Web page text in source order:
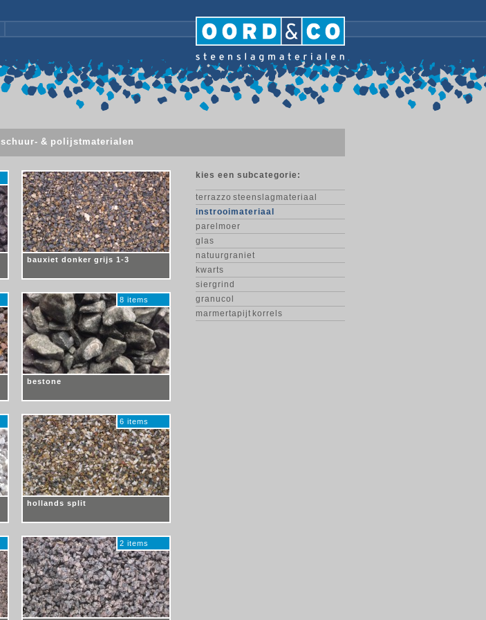
schuur- & polijstmaterialen
bauxiet donker grijs 1-­3
8 items
bestone
6 items
hollands split
2 items
kies een subcategorie:
terrazzo steenslagmateriaal
instrooimateriaal
parelmoer
glas
natuurgraniet
kwarts
siergrind
granucol
marmertapijt korrels